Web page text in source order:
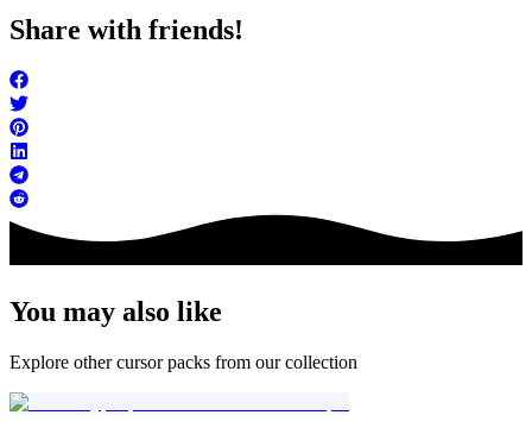
Share with friends!
You may also like
Explore other cursor packs from our collection